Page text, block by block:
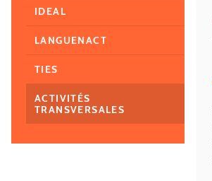
IDEAL
LANGUENACT
TIES
ACTIVITÉS
TRANSVERSALES